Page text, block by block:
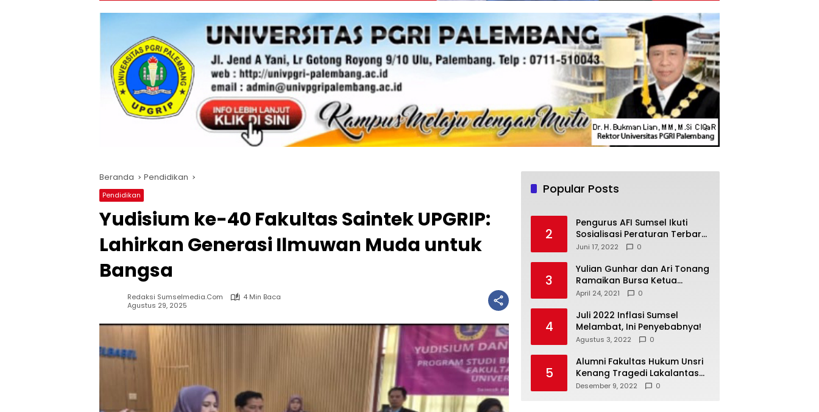
Beranda Pendidikan
Pendidikan
Yudisium ke-40 Fakultas Saintek UPGRIP:
Lahirkan Generasi Ilmuwan Muda untuk
Bangsa
Redaksi Sumselmedia.com
4 Min Baca
Agustus 29, 2025
Popular Posts
2
Pengurus AFI Sumsel Ikuti
Sosialisasi Peraturan Terbaru
Federasi Floorball
Juni 17, 2022 0
3
Yulian Gunhar dan Ari Tonang
Ramaikan Bursa Ketua
Percasi Sumsel
April 24, 2021 0
4
Juli 2022 Inflasi Sumsel
Melambat, Ini Penyebabnya!
Agustus 3, 2022 0
5
Alumni Fakultas Hukum Unsri
Kenang Tragedi Lakalantas
28 Tahun Silam
Desember 9, 2022 0